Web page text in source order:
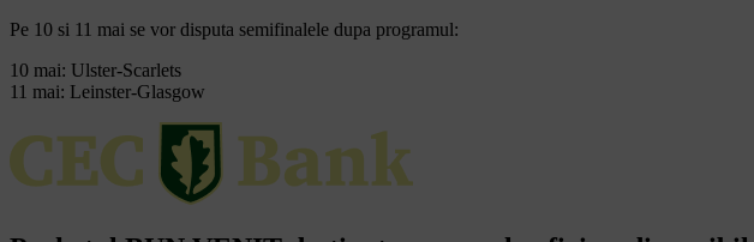
Pe 10 si 11 mai se vor disputa semifinalele dupa programul:
10 mai: Ulster-Scarlets
11 mai: Leinster-Glasgow